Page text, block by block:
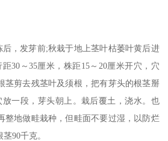
，发芽前;秋栽于地上茎叶枯萎叶黄后进
30～35厘米，株距15～20厘米开穴，穴
茎剪去残茎叶及须根，把有芽头的根茎掰
一段，芽头朝上。栽后覆土，浇水。也
整地做畦栽种，但畦面不要过湿，以防烂
90千克。